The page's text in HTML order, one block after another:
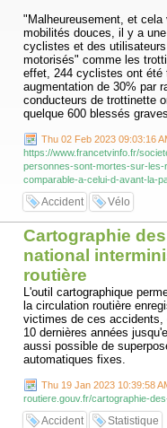
"Malheureusement, et
mobilités douces, il y a
cyclistes et des
motorisés" comme les
effet, 244 cyclistes ont été
augmentation de 30% par
conducteurs de trottinette
quelque 600 blessés
Thu 02 Feb 2023 09:03:16
https://www.francetvinfo.fr/
personnes-sont-mortes-sur-les-
comparable-a-celui-d-avant-la-
Accident Vélo
Cartographie
national
routière
L'outil cartographique
la circulation routière
victimes de ces accidents,
10 dernières années
aussi possible de
automatiques fixes.
Thu 19 Jan 2023 10:39:58
routiere.gouv.fr/cartographie-
Accident Statistique